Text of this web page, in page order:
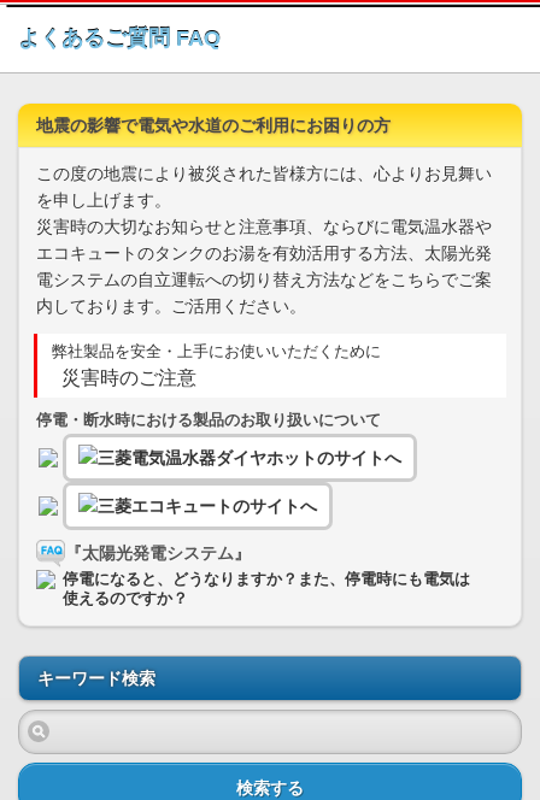
このページの本文へ
よくあるご質問 FAQ
地震の影響で電気や水道のご利用にお困りの方
この度の地震により被災された皆様方には、心よりお見舞い
を申し上げます。
災害時の大切なお知らせと注意事項、ならびに電気温水器や
エコキュートのタンクのお湯を有効活用する方法、太陽光発
電システムの自立運転への切り替え方法などをこちらでご案
内しております。ご活用ください。
弊社製品を安全・上手にお使いいただくために
災害時のご注意
停電・断水時における製品のお取り扱いについて
『太陽光発電システム』
停電になると、どうなりますか？また、停電時にも電気は
使えるのですか？
キーワード検索
検索する